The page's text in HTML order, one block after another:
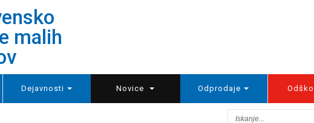
Dejavnosti Novice Odprodaje